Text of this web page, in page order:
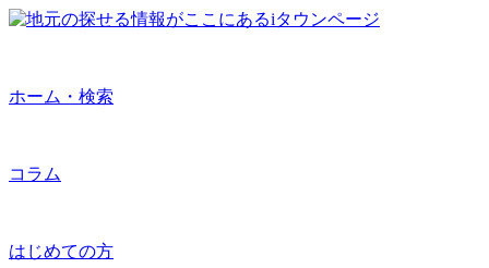
ホーム・検索
コラム
はじめての方